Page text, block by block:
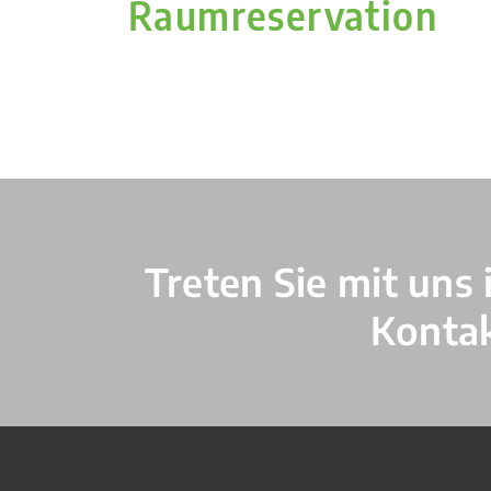
Raumreservation
Treten Sie mit uns